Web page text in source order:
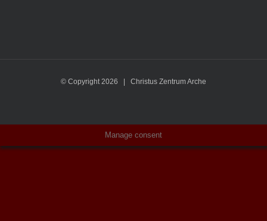
© Copyright2026 | Christus Zentrum Arche
Manage consent